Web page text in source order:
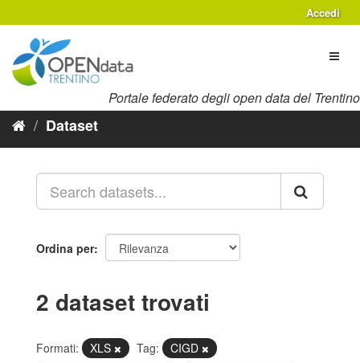
al
contenuto
Accedi
Portale federato degli open data del Trentino
Dataset
Ordina per
2 dataset trovati
Formati: XLS Tag:
CIGD